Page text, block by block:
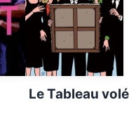
Le Tableau volé